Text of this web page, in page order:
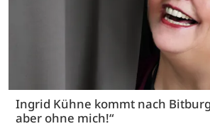
Ingrid Kühne kommt nach Bitburg
aber ohne mich!“